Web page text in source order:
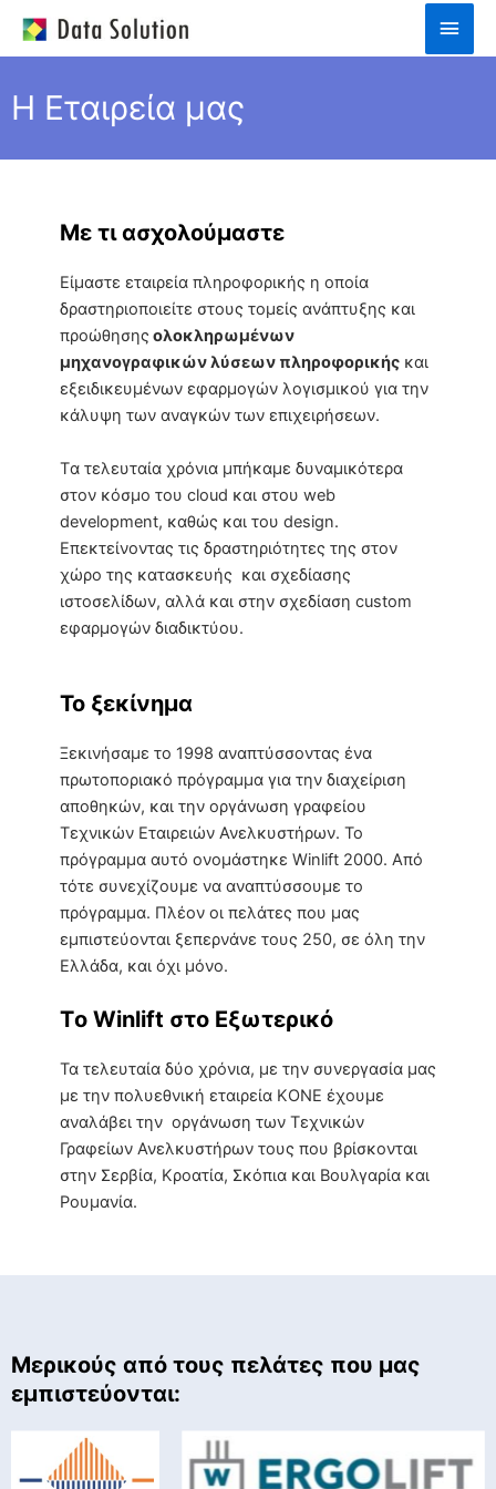
Main
Η Εταιρεία μας
Με τι ασχολούμαστε
Είμαστε εταιρεία πληροφορικής η οποία
δραστηριοποιείτε στους τομείς ανάπτυξης και
προώθησης ολοκληρωμένων
μηχανογραφικών λύσεων πληροφορικήςκαι
εξειδικευμένων εφαρμογών λογισμικού για την
κάλυψη των αναγκών των επιχειρήσεων.
Tα τελευταία χρόνια μπήκαμε δυναμικότερα
στον κόσμο του cloud και στου web
development, καθώς και του design.
Επεκτείνοντας τις δραστηριότητες της στον
χώρο της κατασκευής και σχεδίασης
ιστοσελίδων, αλλά και στην σχεδίαση custom
εφαρμογών διαδικτύου.
Το ξεκίνημα
Ξεκινήσαμε το 1998 αναπτύσσοντας ένα
πρωτοποριακό πρόγραμμα για την διαχείριση
αποθηκών, και την οργάνωση γραφείου
Τεχνικών Εταιρειών Ανελκυστήρων. Το
πρόγραμμα αυτό ονομάστηκε Winlift 2000. Από
τότε συνεχίζουμε να αναπτύσσουμε το
πρόγραμμα. Πλέον οι πελάτες που μας
εμπιστεύονται ξεπερνάνε τους 250, σε όλη την
Ελλάδα, και όχι μόνο.
Τo Winlift στο Εξωτερικό
Τα τελευταία δύο χρόνια, με την συνεργασία μας
με την πολυεθνική εταιρεία KONE έχουμε
αναλάβει την οργάνωση των Τεχνικών
Γραφείων Ανελκυστήρων τους που βρίσκονται
στην Σερβία, Κροατία, Σκόπια και Βουλγαρία και
Ρουμανία.
Μερικούς από τους πελάτες που μας
εμπιστεύονται: